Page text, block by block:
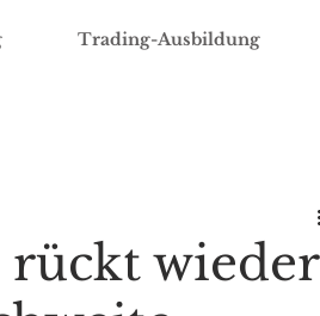
Trading-Ausbildung
wieder